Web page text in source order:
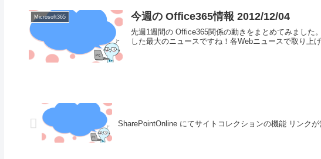
Microsoft365 今週の Office365情報 2012/12/04
先週1週間の Office365関係の動きをまとめてみました
した最大のニュースですね！各Webニュースで取り上
SharePointOnline にてサイトコレクションの機能 リンクが